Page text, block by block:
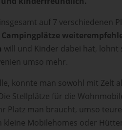
auf 7 verschiedenen
will und Kinder dabei hat, lohnt
umso mehr.
konnte man sowohl mit Zelt
Stellplätze für die
Platz man braucht, umso
kleine Mobilehomes oder